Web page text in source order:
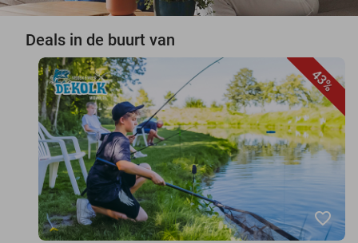
Deals in de buurt van
43%
favorite_border